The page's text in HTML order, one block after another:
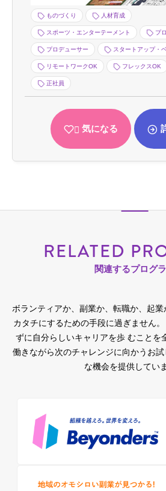
ものづくり 人材育成
スポーツ・エンターテーメント プ
プロデューサー スタートアップ・
リモートワークOK フレックスOK
正社員
気になる
RELATED
関連するプログ
ボランティアか、副業か、転職か、起
カタチにするための手段に過ぎません。
ずに自分らしいキャリアを歩 むことを
働きながら次のチャレンジに向かうお
な機会を提供してい